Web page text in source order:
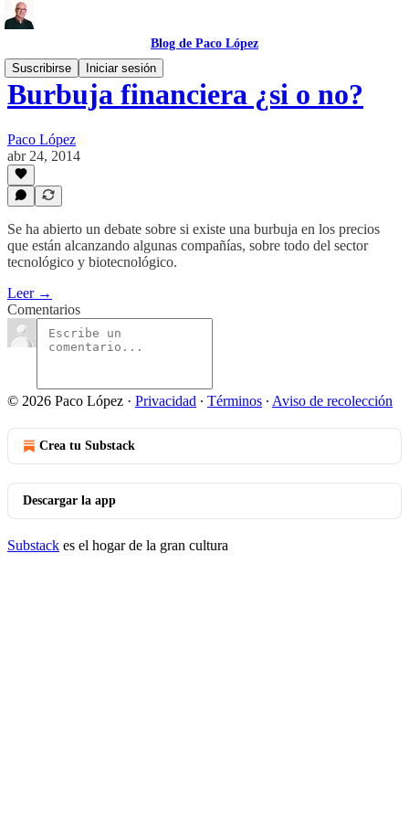
Blog de Paco López
Suscribirse
Iniciar sesión
Burbuja financiera ¿si o no?
Paco López
abr 24, 2014
Se ha abierto un debate sobre si existe una burbuja en los precios
que están alcanzando algunas compañías, sobre todo del sector
tecnológico y biotecnológico.
Leer →
Comentarios
© 2026 Paco López · Privacidad ∙ Términos ∙ Aviso de recolección
Crea tu Substack
Descargar la app
Substack es el hogar de la gran cultura